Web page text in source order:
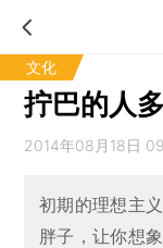
文化
拧巴的人
2014年08月18日
初期的理想主
胖子，让你想